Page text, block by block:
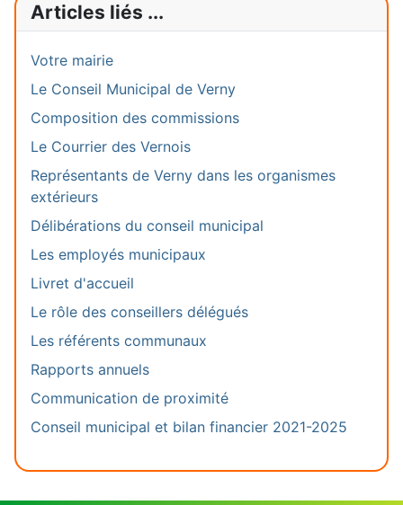
Articles liés ...
Votre mairie
Le Conseil Municipal de Verny
Composition des commissions
Le Courrier des Vernois
Représentants de Verny dans les organismes
extérieurs
Délibérations du conseil municipal
Les employés municipaux
Livret d'accueil
Le rôle des conseillers délégués
Les référents communaux
Rapports annuels
Communication de proximité
Conseil municipal et bilan financier 2021-2025